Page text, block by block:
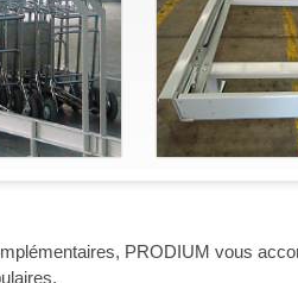
PRODIUM vous